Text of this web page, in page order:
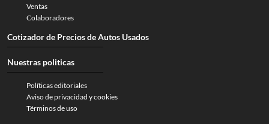
Ventas
Colaboradores
Cotizador de Precios de Autos Usados
Nuestras politicas
Políticas editoriales
Aviso de privacidad y cookies
Términos de uso